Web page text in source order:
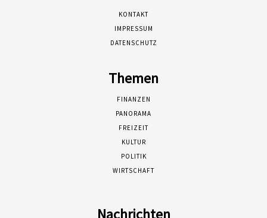
KONTAKT
IMPRESSUM
DATENSCHUTZ
Themen
FINANZEN
PANORAMA
FREIZEIT
KULTUR
POLITIK
WIRTSCHAFT
Nachrichten